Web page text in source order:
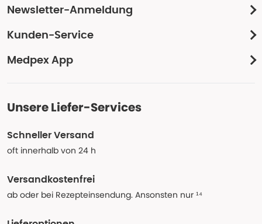
Newsletter-Anmeldung
Kunden-Service
Medpex App
Unsere Liefer-Services
Schneller Versand
oft innerhalb von 24 h
Versandkostenfrei
ab oder bei Rezepteinsendung. Ansonsten nur ¹⁴